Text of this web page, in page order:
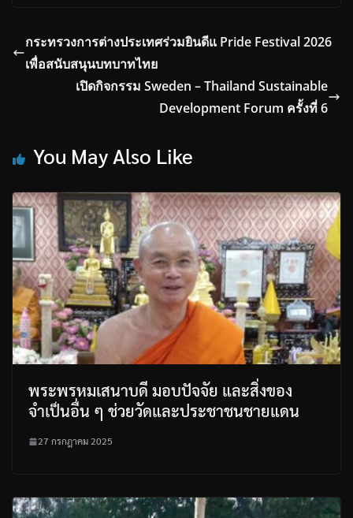
กระทรวงการต่างประเทศร่วมยินดีแ Pride Festival 2026
เพื่อสนับสนุนบทบาทไทย
เปิดกิจกรรม Sweden – Thailand Sustainable
Development Forum ครั้งที่ 6
You May Also Like
พระพรหมเสนาบดี มอบปัจจัย และสิ่งของ
จำเป็นอื่น ๆ ช่วยวัดและประชาชนชายแดน
27 กรกฎาคม 2025